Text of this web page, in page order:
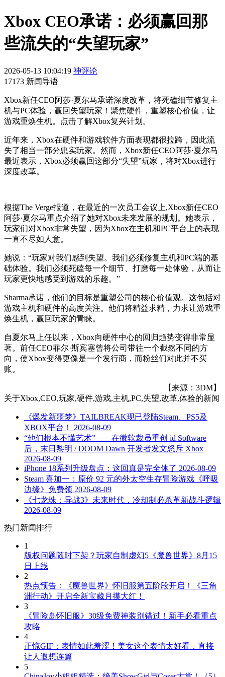
Xbox CEO承诺：必须赢回那
些流失的“失望玩家”
2026-05-13 10:04:19 神评论
17173 新闻导语
Xbox新任CEO阿莎·夏尔马承诺深度改革，将死磕细节修复主
机与PC体验，赢回失望玩家！聚焦硬件，重塑核心价值，让
游戏重焕生机。点击了解Xbox复兴计划。
近年来，Xbox在硬件和游戏软件方面表现都很拉跨，因此流
失了相当一部分忠实玩家。然而，Xbox新任CEO阿莎·夏尔马
最近表示，Xbox必须赢回这部分“失望”玩家，将对Xbox进行
深度改革。
根据The Verge报道，在最近的一次员工会议上,Xbox新任CEO
阿莎·夏尔马重点介绍了她对Xbox未来发展的规划。她表示，
玩家们对Xbox非常失望，因为Xbox在主机和PC平台上的表现
一直不尽如人意。
她说：“玩家对我们感到失望。我们必须修复主机和PC端的基
础体验。我们必须死磕每一个细节、打磨每一处体验，从而让
玩家更快地感受到游戏的乐趣。”
Sharma承诺，他们的目标是重塑公司的核心价值观。这包括对
游戏主机和硬件的高度关注。他们将精益求精，力求让游戏重
焕生机，赢回玩家的青睐。
自夏尔马上任以来，Xbox向硬件中心的回归趋势变得非常显
著。前任CEO菲尔·斯宾塞曾将公司带往一个截然不同的方
向，使Xbox变得更像是一个发行商，而粉丝们对此并不买
账。
【来源：3DM】
关于Xbox,CEO,玩家,硬件,游戏,主机,PC,失望,改革,体验的新闻
《爆发新噩梦》TAILBREAK现已登陆Steam、PS5及
XBOX平台！
2026-08-09
“他们根本不懂艺术”——在微软裁员重创 id Software
后，末日黎明 / DOOM Dawn 开发者发文怒斥 Xbox
2026-08-09
iPhone 18系列升级盘点：这回真是完全体了 2026-08-09
Steam 喜加一：原价 92 元的外太空生存冒险游戏《呼吸
边缘》免费领 2026-08-09
《七龙珠：异战3》未来时代，冷却制必杀革新战斗逻辑
2026-08-09
热门新闻排行
1
版权问题随时下架？玩家自制虚幻5《魔兽世界》8月15
日上线
2
热点预告：《魔兽世界》怀旧服第五阶段开启！《三角
洲行动》开启全新宝藏月摸大红！
3
《冒险岛怀旧服》30级免费神装别错过！新手必看重点
攻略
4
正惊GIF：表情如此羞涩！美女这个表情太好看，直接
让人遐想连篇
5